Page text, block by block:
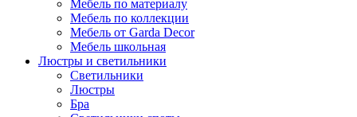
Мебель по материалу
Мебель по коллекции
Мебель от Garda Decor
Мебель школьная
Люстры и светильники
Светильники
Люстры
Бра